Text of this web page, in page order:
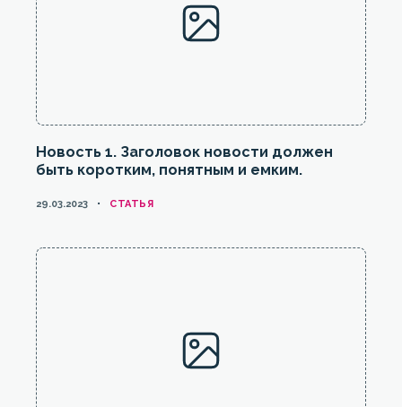
Новость 1. Заголовок новости должен
быть коротким, понятным и емким.
29.03.2023 КАТЕГОРИИ
CТАТЬЯ